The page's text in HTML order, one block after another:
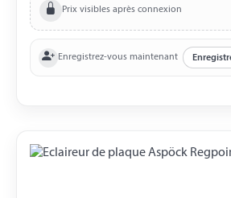
Prix visibles après connexion
Enregistrez-vous maintenant